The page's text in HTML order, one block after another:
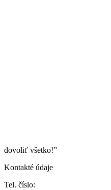
dovoliť všetko!”
Kontakté údaje
Tel. číslo: